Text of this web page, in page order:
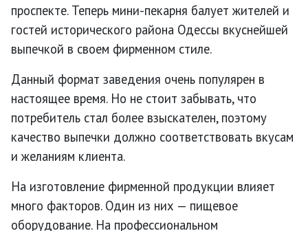
проспекте. Теперь мини-пекарня балует жителей и
гостей исторического района Одессы вкуснейшей
выпечкой в своем фирменном стиле.
Данный формат заведения очень популярен в
настоящее время. Но не стоит забывать, что
потребитель стал более взыскателен, поэтому
качество выпечки должно соответствовать вкусам
и желаниям клиента.
На изготовление фирменной продукции влияет
много факторов. Один из них — пищевое
оборудование. На профессиональном